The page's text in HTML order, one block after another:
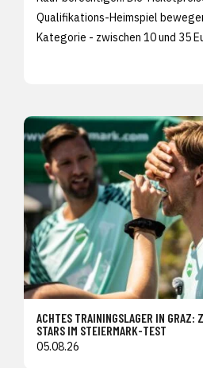
Qualifikations-Heimspiel
Kategorie - zwischen 10 und 35
ACHTES TRAININGSLAGER IN GRAZ:
STARS IM STEIERMARK-TEST
05.08.26